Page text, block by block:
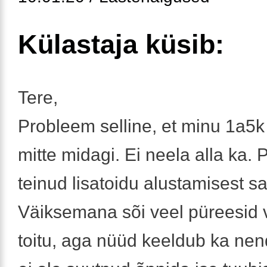
Külastaja küsib:
Tere,
Probleem selline, et minu
mitte midagi. Ei neela alla ka.
teinud lisatoidu alustamisest
Väiksemana sõi veel püreesid
toitu, aga nüüd keeldub ka